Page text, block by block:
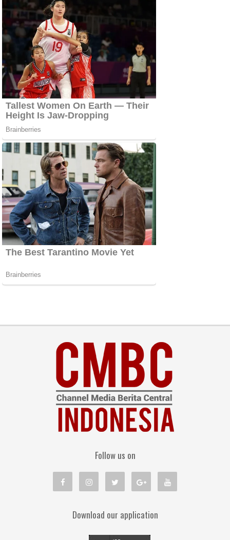
Follow us on
Download our application